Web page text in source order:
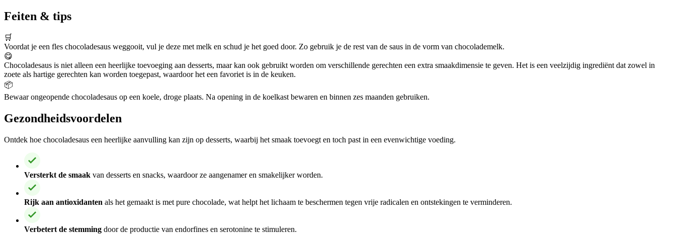
Feiten & tips
🛒
Voordat je een fles chocoladesaus weggooit, vul je deze met melk en schud je het goed door. Zo gebruik je de rest van de saus in de vorm van chocolademelk.
😋
Chocoladesaus is niet alleen een heerlijke toevoeging aan desserts, maar kan ook gebruikt worden om verschillende gerechten een extra smaakdimensie te geven. Het is een veelzijdig ingrediënt dat zowel in
zoete als hartige gerechten kan worden toegepast, waardoor het een favoriet is in de keuken.
📦
Bewaar ongeopende chocoladesaus op een koele, droge plaats. Na opening in de koelkast bewaren en binnen zes maanden gebruiken.
Gezondheidsvoordelen
Ontdek hoe chocoladesaus een heerlijke aanvulling kan zijn op desserts, waarbij het smaak toevoegt en toch past in een evenwichtige voeding.
Versterkt de smaak van desserts en snacks, waardoor ze aangenamer en smakelijker worden.
Rijk aan antioxidanten als het gemaakt is met pure chocolade, wat helpt het lichaam te beschermen tegen vrije radicalen en ontstekingen te verminderen.
Verbetert de stemming door de productie van endorfines en serotonine te stimuleren.